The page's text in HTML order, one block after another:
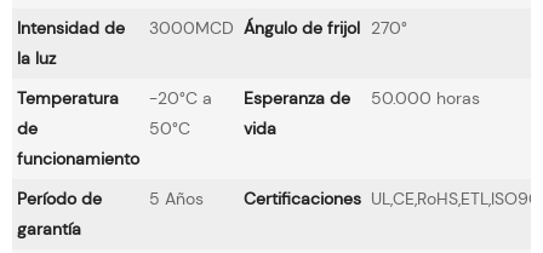
Intensidad de
la luz
3000MCD Ángulo de frijol 270°
Temperatura
de
funcionamiento
-20°C a
50°C
Esperanza de
vida
50.000 horas
Período de
garantía
5 Años Certificaciones